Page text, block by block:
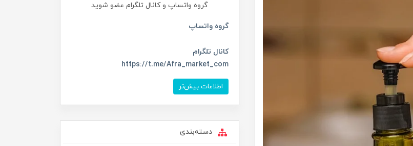
گروه واتساپ و کانال تلگرام عضو شوید
گروه واتساپ
کانال تلگرام
https://t.me/Afra_market_com
اطلاعات بیش‌تر
دسته‌بندی